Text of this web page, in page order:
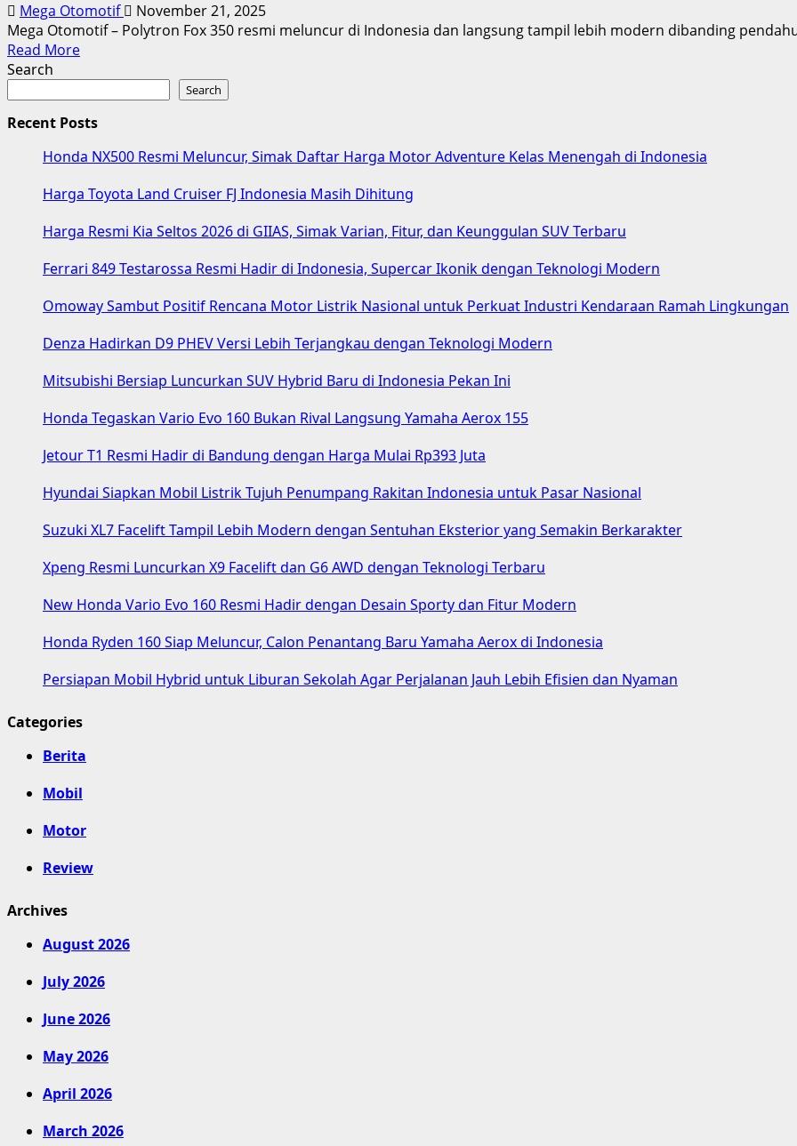
350:
Motor
Listrik
Lokal
dengan
Performa
Mega Otomotif
November 21, 2025
Mega Otomotif – Polytron Fox 350 resmi meluncur di Indonesia dan langsung tampil lebih modern dibanding
Read MoreRead
Polytron
Fox
350,
Seberapa
Layak
untuk
Mobilitas
Harian?
Search
Search
Recent Posts
Honda NX500 Resmi Meluncur, Simak Daftar Harga Motor Adventure Kelas Menengah di Indonesia
Harga Toyota Land Cruiser FJ Indonesia Masih Dihitung
Harga Resmi Kia Seltos 2026 di GIIAS, Simak Varian, Fitur, dan Keunggulan SUV Terbaru
Ferrari 849 Testarossa Resmi Hadir di Indonesia, Supercar Ikonik dengan Teknologi Modern
Omoway Sambut Positif Rencana Motor Listrik Nasional untuk Perkuat Industri Kendaraan Ramah Lingkungan
Denza Hadirkan D9 PHEV Versi Lebih Terjangkau dengan Teknologi Modern
Mitsubishi Bersiap Luncurkan SUV Hybrid Baru di Indonesia Pekan Ini
Honda Tegaskan Vario Evo 160 Bukan Rival Langsung Yamaha Aerox 155
Jetour T1 Resmi Hadir di Bandung dengan Harga Mulai Rp393 Juta
Hyundai Siapkan Mobil Listrik Tujuh Penumpang Rakitan Indonesia untuk Pasar Nasional
Suzuki XL7 Facelift Tampil Lebih Modern dengan Sentuhan Eksterior yang Semakin Berkarakter
Xpeng Resmi Luncurkan X9 Facelift dan G6 AWD dengan Teknologi Terbaru
New Honda Vario Evo 160 Resmi Hadir dengan Desain Sporty dan Fitur Modern
Honda Ryden 160 Siap Meluncur, Calon Penantang Baru Yamaha Aerox di Indonesia
Persiapan Mobil Hybrid untuk Liburan Sekolah Agar Perjalanan Jauh Lebih Efisien dan Nyaman
Categories
Berita
Mobil
Motor
Review
Archives
August 2026
July 2026
June 2026
May 2026
April 2026
March 2026